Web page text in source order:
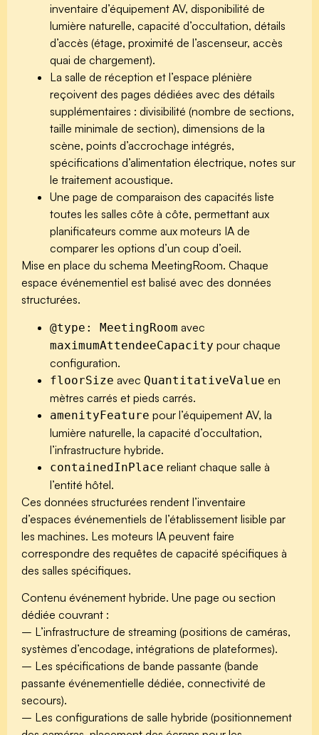
inventaire d’équipement AV, disponibilité de
lumière naturelle, capacité d’occultation, détails
d’accès (étage, proximité de l’ascenseur, accès
quai de chargement).
La salle de réception et l’espace plénière
reçoivent des pages dédiées avec des détails
supplémentaires : divisibilité (nombre de sections,
taille minimale de section), dimensions de la
scène, points d’accrochage intégrés,
spécifications d’alimentation électrique, notes sur
le traitement acoustique.
Une page de comparaison des capacités liste
toutes les salles côte à côte, permettant aux
planificateurs comme aux moteurs IA de
comparer les options d’un coup d’oeil.
Mise en place du schema MeetingRoom. Chaque
espace événementiel est balisé avec des données
structurées.
@type: MeetingRoom avec
maximumAttendeeCapacity pour chaque
configuration.
floorSize avec QuantitativeValue en
mètres carrés et pieds carrés.
amenityFeature pour l’équipement AV, la
lumière naturelle, la capacité d’occultation,
l’infrastructure hybride.
containedInPlace reliant chaque salle à
l’entité hôtel.
Ces données structurées rendent l’inventaire
d’espaces événementiels de l’établissement lisible par
les machines. Les moteurs IA peuvent faire
correspondre des requêtes de capacité spécifiques à
des salles spécifiques.
Contenu événement hybride. Une page ou section
dédiée couvrant :
– L’infrastructure de streaming (positions de caméras,
systèmes d’encodage, intégrations de plateformes).
– Les spécifications de bande passante (bande
passante événementielle dédiée, connectivité de
secours).
– Les configurations de salle hybride (positionnement